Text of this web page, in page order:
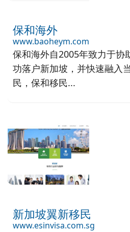
保和海外
www.baoheym.com
保和海外自2005年致力于协
功落户新加坡，并快速融入
民，保和移民...
新加坡翼新移民
www.esinvisa.com.sg